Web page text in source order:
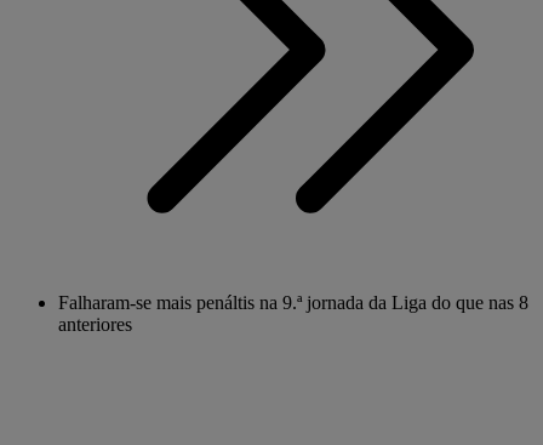
Falharam-se mais penáltis na 9.ª jornada da Liga do que nas 8
anteriores